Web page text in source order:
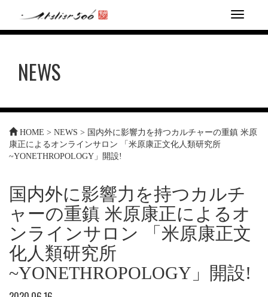
T
v
g
n
NEWS
HOME > NEWS > 国内外に影響力を持つカルチャーの重鎮 米原
康正によるオンラインサロン 「米原康正文化人類研究所
~YONETHROPOLOGY」開設!
国内外に影響力を持つカルチ
ャーの重鎮 米原康正によるオ
ンラインサロン 「米原康正文
化人類研究所
~YONETHROPOLOGY」開設!